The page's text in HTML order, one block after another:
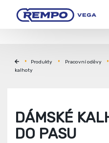
Produkty Pracovní oděvy
kalhoty
DÁMSKÉ
DO PASU